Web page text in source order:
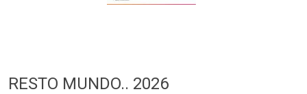
RESTO MUNDO.. 2026